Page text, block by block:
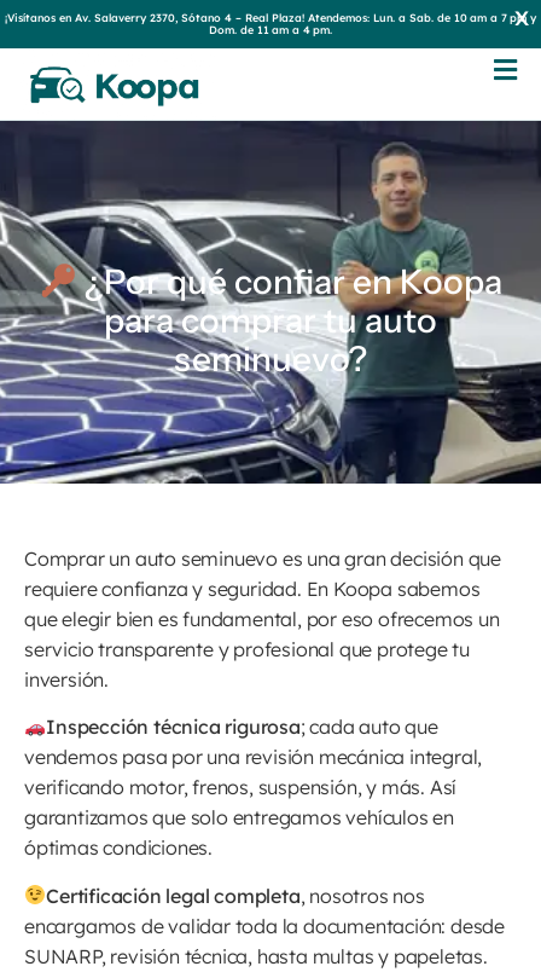
¡Visítanos en Av. Salaverry 2370, Sótano 4 – Real Plaza! Atendemos: Lun. a Sab. de 10 am a 7 pm y
Dom. de 11 am a 4 pm.
x
¿Por qué confiar en Koopa
para comprar tu auto
seminuevo?
Comprar un auto seminuevo es una gran decisión que
requiere confianza y seguridad. En Koopa sabemos
que elegir bien es fundamental, por eso ofrecemos un
servicio transparente y profesional que protege tu
inversión.
Inspección técnica rigurosa; cada auto que
vendemos pasa por una revisión mecánica integral,
verificando motor, frenos, suspensión, y más. Así
garantizamos que solo entregamos vehículos en
óptimas condiciones.
Certificación legal completa, nosotros nos
encargamos de validar toda la documentación: desde
SUNARP, revisión técnica, hasta multas y papeletas.